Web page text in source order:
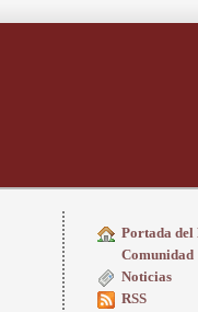
Portada del
Comunidad
Noticias
RSS